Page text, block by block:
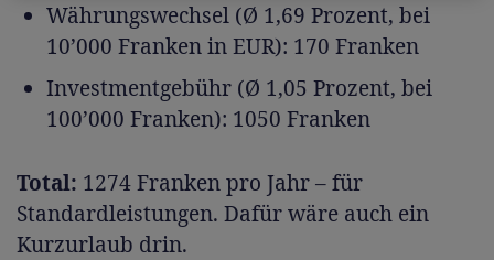
Währungswechsel (Ø 1,69 Prozent, bei
10’000 Franken in EUR): 170 Franken
Investmentgebühr (Ø 1,05 Prozent, bei
100’000 Franken): 1050 Franken
Total: 1274 Franken pro Jahr – für
Standardleistungen. Dafür wäre auch ein
Kurzurlaub drin.